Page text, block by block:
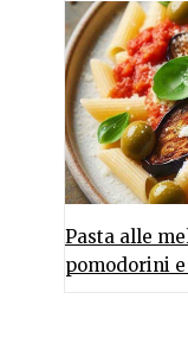
Pasta alle
pomodorini